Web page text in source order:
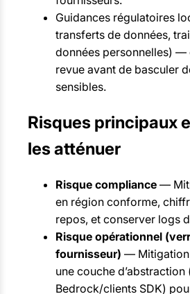
Guidances régulatoires
transferts de données,
données personnelles) —
revue avant de basculer
sensibles.
Risques principaux
les atténuer
Risque compliance —
en région conforme,
repos, et conserver logs
Risque opérationnel
fournisseur) — Mitigation
une couche
Bedrock/clients SDK)